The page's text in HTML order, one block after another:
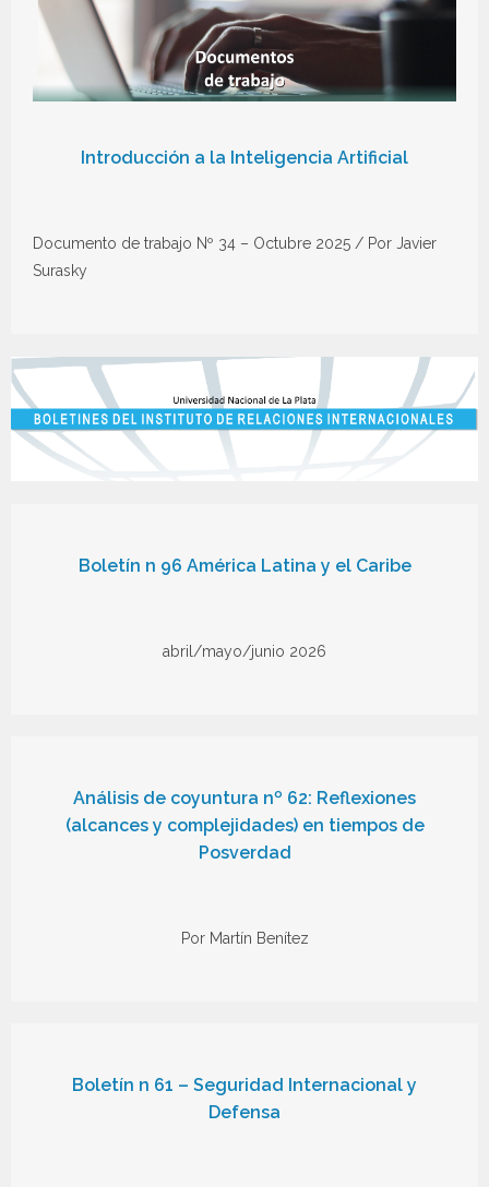
Introducción a la Inteligencia Artificial
Documento de trabajo Nº 34 – Octubre 2025 / Por Javier
Surasky
Boletín n 96 América Latina y el Caribe
abril/mayo/junio 2026
Análisis de coyuntura nº 62: Reflexiones
(alcances y complejidades) en tiempos de
Posverdad
Por Martín Benítez
Boletín n 61 – Seguridad Internacional y
Defensa